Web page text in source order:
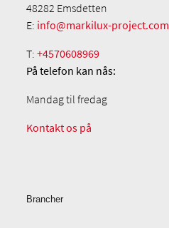
48282 Emsdetten
E: info@markilux-project.com
T:+4570608969
På telefon kan nås:
Mandag til fredag
Kontakt os på
Brancher